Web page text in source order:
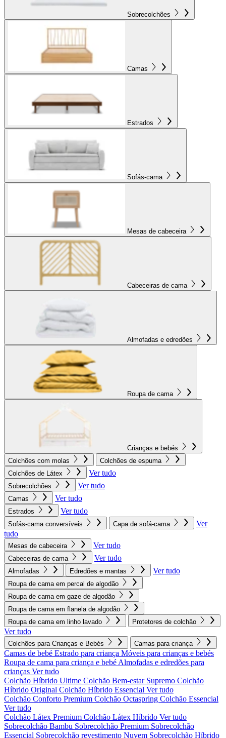
Sobrecolchões
Camas
Estrados
Sofás-cama
Mesas de cabeceira
Cabeceiras de cama
Almofadas e edredões
Roupa de cama
Crianças e bebés
Colchões com molas
Colchões de espuma
Colchões de Látex
Ver tudo
Sobrecolchões Ver tudo
Camas Ver tudo
Estrados Ver tudo
Sofás-cama conversíveis Capa de sofá-cama
Ver
tudo
Mesas de cabeceira Ver tudo
Cabeceiras de cama Ver tudo
Almofadas Edredões e mantas Ver tudo
Roupa de cama em percal de algodão
Roupa de cama em gaze de algodão
Roupa de cama em flanela de algodão
Roupa de cama em linho lavado
Protetores de colchão
Ver tudo
Colchões para Crianças e Bebés Camas para criança
Camas de bebé Estrado para criança Móveis para crianças e bebés
Roupa de cama para criança e bebé Almofadas e edredões para
crianças Ver tudo
Colchão Híbrido Ultime Colchão Bem-estar Supremo Colchão
Híbrido Original Colchão Híbrido Essencial Ver tudo
Colchão Conforto Premium Colchão Octaspring Colchão Essencial
Ver tudo
Colchão Látex Premium Colchão Látex Híbrido Ver tudo
Sobrecolchão Bambu Sobrecolchão Premium Sobrecolchão
Essencial Sobrecolchão revestimento Nuvem Sobrecolchão Híbrido